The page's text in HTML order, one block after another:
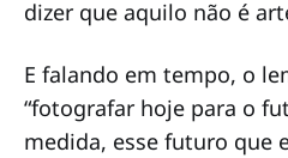
dizer que aquilo não é
E falando em tempo, o
“fotografar hoje para o
medida, esse futuro que